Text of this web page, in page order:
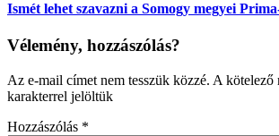
Ismét lehet szavazni a Somogy megyei
Vélemény, hozzászólás?
Az e-mail címet nem tesszük közzé. A kötelező
karakterrel jelöltük
Hozzászólás *